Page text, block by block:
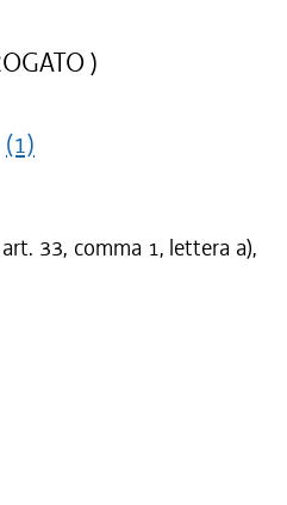
)
(1)
33, comma 1, lettera a),